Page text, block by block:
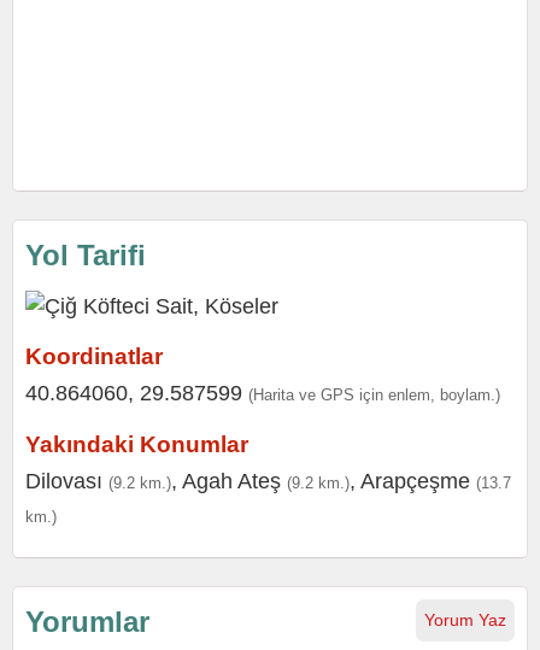
Yol Tarifi
Koordinatlar
40.864060, 29.587599 (Harita ve GPS için enlem, boylam.)
Yakındaki Konumlar
Dilovası (9.2 km.), Agah Ateş (9.2 km.), Arapçeşme (13.7
km.)
Yorum Yaz
Yorumlar